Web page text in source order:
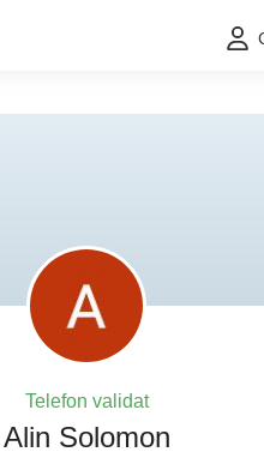
Telefon validat
Alin Solomon